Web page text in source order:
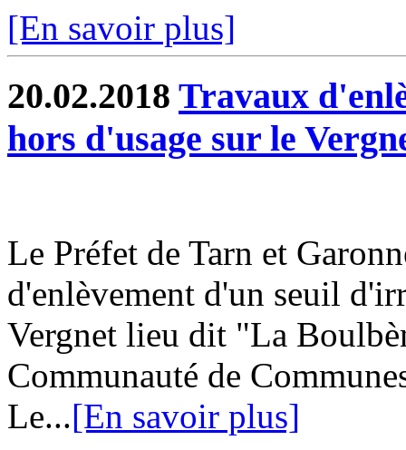
[En savoir plus]
20.02.2018 Travaux
hors d'usage sur le
Le Préfet de Tarn et
d'enlèvement d'un seuil
Vergnet lieu dit "La
Communauté de
Le...[En savoir plus]